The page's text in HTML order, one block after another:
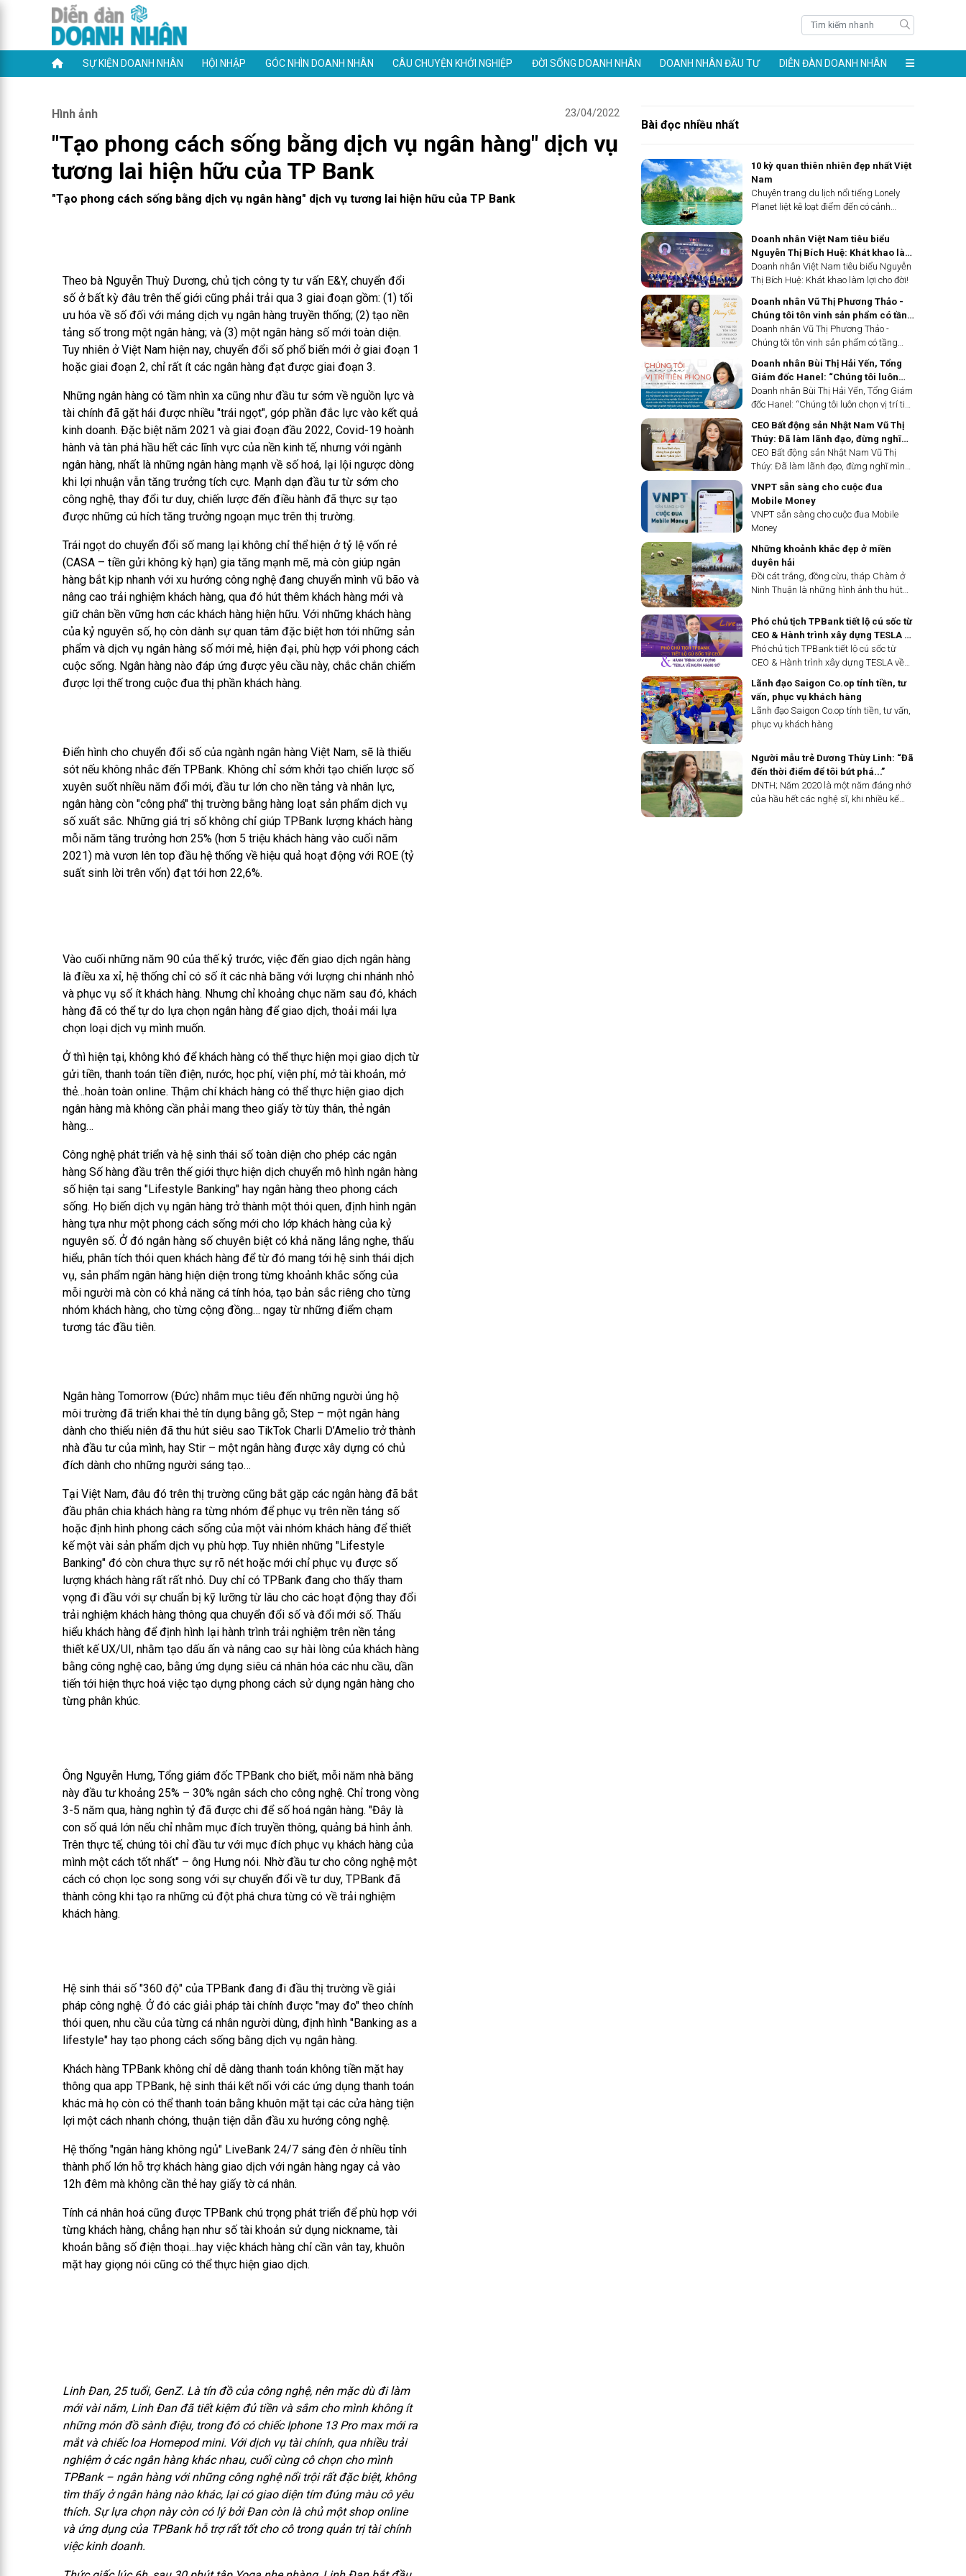
SỰ KIỆN DOANH NHÂN HỘI NHẬP GÓC NHÌN DOANH NHÂN CÂU CHUYỆN KHỞI NGHIỆP ĐỜI SỐNG DOANH NHÂN DOANH NHÂN ĐẦU TƯ DIỄN ĐÀN DOANH NHÂN
Hình ảnh 23/04/2022
"Tạo phong cách sống bằng dịch vụ ngân hàng" dịch vụ
tương lai hiện hữu của TP Bank
"Tạo phong cách sống bằng dịch vụ ngân hàng" dịch vụ tương lai hiện hữu của TP Bank
Theo bà Nguyễn Thuỳ Dương, chủ tịch công ty tư vấn E&Y, chuyển đổi
số ở bất kỳ đâu trên thế giới cũng phải trải qua 3 giai đoạn gồm: (1) tối
ưu hóa về số đối với mảng dịch vụ ngân hàng truyền thống; (2) tạo nền
tảng số trong một ngân hàng; và (3) một ngân hàng số mới toàn diện.
Tuy nhiên ở Việt Nam hiện nay, chuyển đổi số phổ biến mới ở giai đoạn 1
hoặc giai đoạn 2, chỉ rất ít các ngân hàng đạt được giai đoạn 3.
Những ngân hàng có tầm nhìn xa cũng như đầu tư sớm về nguồn lực và
tài chính đã gặt hái được nhiều "trái ngọt", góp phần đắc lực vào kết quả
kinh doanh. Đặc biệt năm 2021 và giai đoạn đầu 2022, Covid-19 hoành
hành và tàn phá hầu hết các lĩnh vực của nền kinh tế, nhưng với ngành
ngân hàng, nhất là những ngân hàng mạnh về số hoá, lại lội ngược dòng
khi lợi nhuận vẫn tăng trưởng tích cực. Mạnh dạn đầu tư từ sớm cho
công nghệ, thay đổi tư duy, chiến lược đến điều hành đã thực sự tạo
được những cú hích tăng trưởng ngoạn mục trên thị trường.
Trái ngọt do chuyển đổi số mang lại không chỉ thể hiện ở tỷ lệ vốn rẻ
(CASA – tiền gửi không kỳ hạn) gia tăng mạnh mẽ, mà còn giúp ngân
hàng bắt kịp nhanh với xu hướng công nghệ đang chuyển mình vũ bão và
nâng cao trải nghiệm khách hàng, qua đó hút thêm khách hàng mới và
giữ chân bền vững hơn các khách hàng hiện hữu. Với những khách hàng
của kỷ nguyên số, họ còn dành sự quan tâm đặc biệt hơn tới những sản
phẩm và dịch vụ ngân hàng số mới mẻ, hiện đại, phù hợp với phong cách
cuộc sống. Ngân hàng nào đáp ứng được yêu cầu này, chắc chắn chiếm
được lợi thế trong cuộc đua thị phần khách hàng.
Điển hình cho chuyển đổi số của ngành ngân hàng Việt Nam, sẽ là thiếu
sót nếu không nhắc đến TPBank. Không chỉ sớm khởi tạo chiến lược số
xuyên suốt nhiều năm đổi mới, đầu tư lớn cho nền tảng và nhân lực,
ngân hàng còn "công phá" thị trường bằng hàng loạt sản phẩm dịch vụ
số xuất sắc. Những giá trị số không chỉ giúp TPBank lượng khách hàng
mỗi năm tăng trưởng hơn 25% (hơn 5 triệu khách hàng vào cuối năm
2021) mà vươn lên top đầu hệ thống về hiệu quả hoạt động với ROE (tỷ
suất sinh lời trên vốn) đạt tới hơn 22,6%.
Vào cuối những năm 90 của thế kỷ trước, việc đến giao dịch ngân hàng
là điều xa xỉ, hệ thống chỉ có số ít các nhà băng với lượng chi nhánh nhỏ
và phục vụ số ít khách hàng. Nhưng chỉ khoảng chục năm sau đó, khách
hàng đã có thể tự do lựa chọn ngân hàng để giao dịch, thoải mái lựa
chọn loại dịch vụ mình muốn.
Ở thì hiện tại, không khó để khách hàng có thể thực hiện mọi giao dịch từ
gửi tiền, thanh toán tiền điện, nước, học phí, viện phí, mở tài khoản, mở
thẻ…hoàn toàn online. Thậm chí khách hàng có thể thực hiện giao dịch
ngân hàng mà không cần phải mang theo giấy tờ tùy thân, thẻ ngân
hàng…
Công nghệ phát triển và hệ sinh thái số toàn diện cho phép các ngân
hàng Số hàng đầu trên thế giới thực hiện dịch chuyển mô hình ngân hàng
số hiện tại sang "Lifestyle Banking" hay ngân hàng theo phong cách
sống. Họ biến dịch vụ ngân hàng trở thành một thói quen, định hình ngân
hàng tựa như một phong cách sống mới cho lớp khách hàng của kỷ
nguyên số. Ở đó ngân hàng số chuyên biệt có khả năng lắng nghe, thấu
hiểu, phân tích thói quen khách hàng để từ đó mang tới hệ sinh thái dịch
vụ, sản phẩm ngân hàng hiện diện trong từng khoảnh khắc sống của
mỗi người mà còn có khả năng cá tính hóa, tạo bản sắc riêng cho từng
nhóm khách hàng, cho từng cộng đồng… ngay từ những điểm chạm
tương tác đầu tiên.
Ngân hàng Tomorrow (Đức) nhắm mục tiêu đến những người ủng hộ
môi trường đã triển khai thẻ tín dụng bằng gỗ; Step – một ngân hàng
dành cho thiếu niên đã thu hút siêu sao TikTok Charli D’Amelio trở thành
nhà đầu tư của mình, hay Stir – một ngân hàng được xây dựng có chủ
đích dành cho những người sáng tạo…
Tại Việt Nam, đâu đó trên thị trường cũng bắt gặp các ngân hàng đã bắt
đầu phân chia khách hàng ra từng nhóm để phục vụ trên nền tảng số
hoặc định hình phong cách sống của một vài nhóm khách hàng để thiết
kế một vài sản phẩm dịch vụ phù hợp. Tuy nhiên những "Lifestyle
Banking" đó còn chưa thực sự rõ nét hoặc mới chỉ phục vụ được số
lượng khách hàng rất rất nhỏ. Duy chỉ có TPBank đang cho thấy tham
vọng đi đầu với sự chuẩn bị kỹ lưỡng từ lâu cho các hoạt động thay đổi
trải nghiệm khách hàng thông qua chuyển đổi số và đổi mới số. Thấu
hiểu khách hàng để định hình lại hành trình trải nghiệm trên nền tảng
thiết kế UX/UI, nhằm tạo dấu ấn và nâng cao sự hài lòng của khách hàng
bằng công nghệ cao, bằng ứng dụng siêu cá nhân hóa các nhu cầu, dần
tiến tới hiện thực hoá việc tạo dựng phong cách sử dụng ngân hàng cho
từng phân khúc.
Ông Nguyễn Hưng, Tổng giám đốc TPBank cho biết, mỗi năm nhà băng
này đầu tư khoảng 25% – 30% ngân sách cho công nghệ. Chỉ trong vòng
3-5 năm qua, hàng nghìn tỷ đã được chi để số hoá ngân hàng. "Đây là
con số quá lớn nếu chỉ nhằm mục đích truyền thông, quảng bá hình ảnh.
Trên thực tế, chúng tôi chỉ đầu tư với mục đích phục vụ khách hàng của
mình một cách tốt nhất" – ông Hưng nói. Nhờ đầu tư cho công nghệ một
cách có chọn lọc song song với sự chuyển đổi về tư duy, TPBank đã
thành công khi tạo ra những cú đột phá chưa từng có về trải nghiệm
khách hàng.
Hệ sinh thái số "360 độ" của TPBank đang đi đầu thị trường về giải
pháp công nghệ. Ở đó các giải pháp tài chính được "may đo" theo chính
thói quen, nhu cầu của từng cá nhân người dùng, định hình "Banking as a
lifestyle" hay tạo phong cách sống bằng dịch vụ ngân hàng.
Khách hàng TPBank không chỉ dễ dàng thanh toán không tiền mặt hay
thông qua app TPBank, hệ sinh thái kết nối với các ứng dụng thanh toán
khác mà họ còn có thể thanh toán bằng khuôn mặt tại các cửa hàng tiện
lợi một cách nhanh chóng, thuận tiện dẫn đầu xu hướng công nghệ.
Hệ thống "ngân hàng không ngủ" LiveBank 24/7 sáng đèn ở nhiều tỉnh
thành phố lớn hỗ trợ khách hàng giao dịch với ngân hàng ngay cả vào
12h đêm mà không cần thẻ hay giấy tờ cá nhân.
Tính cá nhân hoá cũng được TPBank chú trọng phát triển để phù hợp với
từng khách hàng, chẳng hạn như số tài khoản sử dụng nickname, tài
khoản bằng số điện thoại…hay việc khách hàng chỉ cần vân tay, khuôn
mặt hay giọng nói cũng có thể thực hiện giao dịch.
Linh Đan, 25 tuổi, GenZ. Là tín đồ của công nghệ, nên mặc dù đi làm
mới vài năm, Linh Đan đã tiết kiệm đủ tiền và sắm cho mình không ít
những món đồ sành điệu, trong đó có chiếc Iphone 13 Pro max mới ra
mắt và chiếc loa Homepod mini. Với dịch vụ tài chính, qua nhiều trải
nghiệm ở các ngân hàng khác nhau, cuối cùng cô chọn cho mình
TPBank – ngân hàng với những công nghệ nổi trội rất đặc biệt, không
tìm thấy ở ngân hàng nào khác, lại có giao diện tím đúng màu cô yêu
thích. Sự lựa chọn này còn có lý bởi Đan còn là chủ một shop online
và ứng dụng của TPBank hỗ trợ rất tốt cho cô trong quản trị tài chính
việc kinh doanh.
Bài đọc nhiều nhất
10 kỳ quan thiên nhiên đẹp nhất Việt
Nam
Chuyên trang du lịch nổi tiếng Lonely
Planet liệt kê loạt điểm đến có cảnh
vịnh Hạ Long, hang Sơn Đoòng, đảo Phú
Quốc...
Doanh nhân Việt Nam tiêu biểu
Nguyễn Thị Bích Huệ: Khát khao làm
lợi cho đời!
Doanh nhân Việt Nam tiêu biểu Nguyễn
Thị Bích Huệ: Khát khao làm lợi cho đời!
Doanh nhân Vũ Thị Phương Thảo -
Chúng tôi tôn vinh sản phẩm có tầng
sâu văn hóa
Doanh nhân Vũ Thị Phương Thảo -
Chúng tôi tôn vinh sản phẩm có tầng
Doanh nhân Bùi Thị Hải Yến, Tổng
Giám đốc Hanel: “Chúng tôi luôn
chọn vị trí tiên phong”
Doanh nhân Bùi Thị Hải Yến, Tổng Giám
đốc Hanel: “Chúng tôi luôn chọn vị trí tiên
CEO Bất động sản Nhật Nam Vũ Thị
Thúy: Đã làm lãnh đạo, đừng nghĩ
mình là "phái yếu"
CEO Bất động sản Nhật Nam Vũ Thị
Thúy: Đã làm lãnh đạo, đừng nghĩ mình
VNPT sẵn sàng cho cuộc đua
Mobile Money
VNPT sẵn sàng cho cuộc đua Mobile
Money
Những khoảnh khắc đẹp ở miền
duyên hải
Đồi cát trắng, đồng cừu, tháp Chàm ở
Ninh Thuận là những hình ảnh thu hút
Phó chủ tịch TPBank tiết lộ cú sốc từ
CEO & Hành trình xây dựng TESLA về
ngân hàng số
Phó chủ tịch TPBank tiết lộ cú sốc từ
CEO & Hành trình xây dựng TESLA về
Lãnh đạo Saigon Co.op tính tiền, tư
vấn, phục vụ khách hàng
Lãnh đạo Saigon Co.op tính tiền, tư vấn,
phục vụ khách hàng
Người mẫu trẻ Dương Thùy Linh: “Đã
đến thời điểm để tôi bứt phá...”
DNTH; Năm 2020 là một năm đáng nhớ
của hầu hết các nghệ sĩ, khi nhiều kế